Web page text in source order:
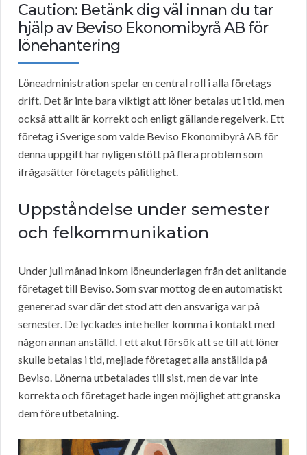
Caution: Betänk dig väl innan du tar
hjälp av Beviso Ekonomibyrå AB för
lönehantering
Löneadministration spelar en central roll i alla företags
drift. Det är inte bara viktigt att löner betalas ut i tid, men
också att allt är korrekt och enligt gällande regelverk. Ett
företag i Sverige som valde Beviso Ekonomibyrå AB för
denna uppgift har nyligen stött på flera problem som
ifrågasätter företagets pålitlighet.
Uppståndelse under semester
och felkommunikation
Under juli månad inkom löneunderlagen från det anlitande
företaget till Beviso. Som svar mottog de en automatiskt
genererad svar där det stod att den ansvariga var på
semester. De lyckades inte heller komma i kontakt med
någon annan anställd. I ett akut försök att se till att löner
skulle betalas i tid, mejlade företaget alla anställda på
Beviso. Lönerna utbetalades till sist, men de var inte
korrekta och företaget hade ingen möjlighet att granska
dem före utbetalning.